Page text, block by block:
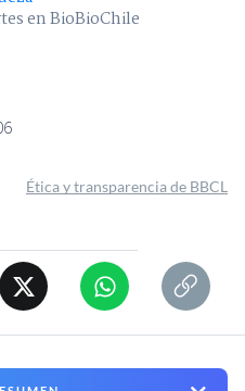
en BioBioChile
Ética y transparencia de BBCL